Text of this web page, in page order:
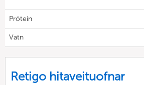
Prótein
Vatn
Retigo hitaveituofnar